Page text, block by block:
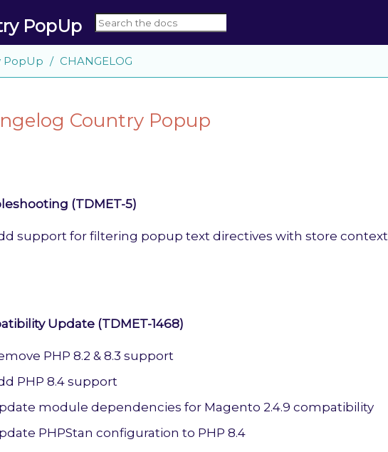
PopUp
PopUp CHANGELOG
Country Popup
(TDMET-5)
support for filtering popup text directives with store context
Update (TDMET-1468)
PHP 8.2 & 8.3 support
PHP 8.4 support
module dependencies for Magento 2.4.9 compatibility
PHPStan configuration to PHP 8.4